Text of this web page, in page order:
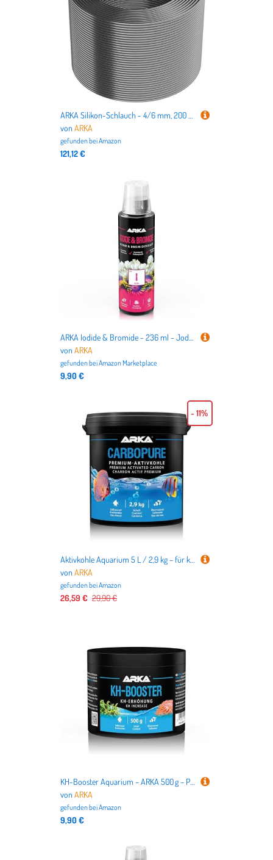
ARKA Silikon-Schlauch - 4/6 mm, 200 m, Grau - FDA-konformer, langlebiger Schlauch für Aquarium, Wasserschlauch & Luftschlauch, ozon- & CO2-fest
vonARKA
gefunden beiAmazon
121,12 €
ARKA Iodide & Bromide - 236 ml - Jod- & Bromidzusatz, verbessert die Vitalität und Farben von Korallen, unterstützt die Gesundheit in Meerwasseraquarien.
vonARKA
gefunden beiAmazon Marketplace
9,90 €
Aktivkohle Aquarium 5 L / 2,9 kg – für klares Wasser bei Trübung, Medikamentenresten & Farbstoffen – für Süß- & Meerwasser – säuregewaschen & dampfaktiviert – ARKA Carbopure
vonARKA
gefunden beiAmazon
26,59 € 29,90 €
- 11%
KH-Booster Aquarium – ARKA 500 g – Pulver zur Erhöhung der Karbonathärte in Süß- & Meerwasseraquarien – stabilisiert pH-Werte, schützt Biofilter & unterstützt Nitrifikation – klare Wasserwerte
vonARKA
gefunden beiAmazon
9,90 €